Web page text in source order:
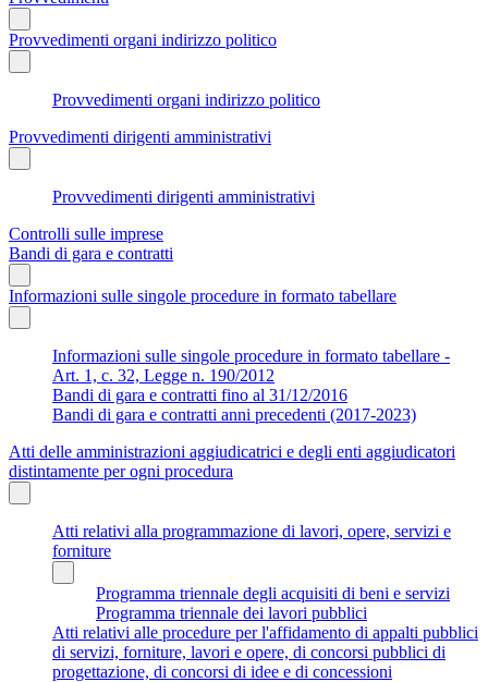
Provvedimenti organi indirizzo politico
Provvedimenti organi indirizzo politico
Provvedimenti dirigenti amministrativi
Provvedimenti dirigenti amministrativi
Controlli sulle imprese
Bandi di gara e contratti
Informazioni sulle singole procedure in formato tabellare
Informazioni sulle singole procedure in formato tabellare -
Art. 1, c. 32, Legge n. 190/2012
Bandi di gara e contratti fino al 31/12/2016
Bandi di gara e contratti anni precedenti (2017-2023)
Atti delle amministrazioni aggiudicatrici e degli enti aggiudicatori
distintamente per ogni procedura
Atti relativi alla programmazione di lavori, opere, servizi e
forniture
Programma triennale degli acquisiti di beni e servizi
Programma triennale dei lavori pubblici
Atti relativi alle procedure per l'affidamento di appalti pubblici
di servizi, forniture, lavori e opere, di concorsi pubblici di
progettazione, di concorsi di idee e di concessioni